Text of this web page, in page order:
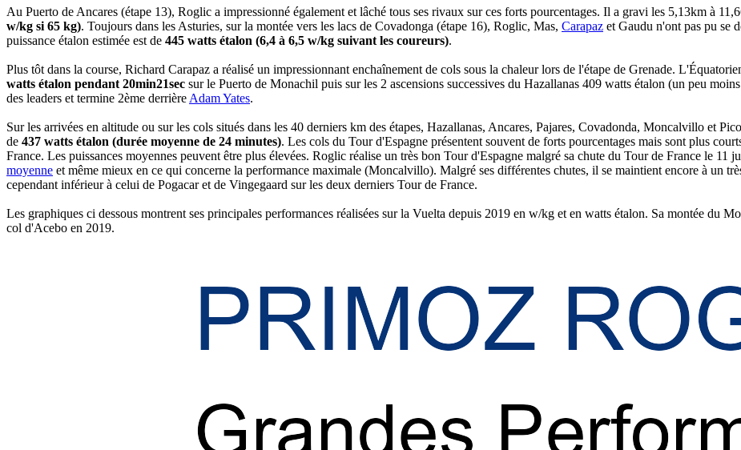
Au Puerto de Ancares (étape 13), Roglic a impressionné également et lâché tous ses rivaux sur ces forts pourcentages. Il a gravi les 5,13km à
w/kg si 65 kg). Toujours dans les Asturies, sur la montée vers les lacs de Covadonga (étape 16), Roglic, Mas, Carapaz et Gaudu n'ont pas pu se
puissance étalon estimée est de 445 watts étalon (6,4 à 6,5 w/kg suivant les coureurs).
Plus tôt dans la course, Richard Carapaz a réalisé un impressionnant enchaînement de cols sous la chaleur lors de l'étape de Grenade.
watts étalon pendant 20min21sec sur le Puerto de Monachil puis sur les 2 ascensions successives du Hazallanas 409 watts étalon (un peu
des leaders et termine 2ème derrière Adam Yates.
Sur les arrivées en altitude ou sur les cols situés dans les 40 derniers km des étapes, Hazallanas, Ancares, Pajares, Covadonda, Moncalvillo et
de 437 watts étalon (durée moyenne de 24 minutes). Les cols du Tour d'Espagne présentent souvent de forts pourcentages mais sont plus
France. Les puissances moyennes peuvent être plus élevées. Roglic réalise un très bon Tour d'Espagne malgré sa chute du Tour de France le 11
moyenne et même mieux en ce qui concerne la performance maximale (Moncalvillo). Malgré ses différentes chutes, il se maintient encore à un
cependant inférieur à celui de Pogacar et de Vingegaard sur les deux derniers Tour de France.
Les graphiques ci dessous montrent ses principales performances réalisées sur la Vuelta depuis 2019 en w/kg et en watts étalon. Sa montée du
col d'Acebo en 2019.